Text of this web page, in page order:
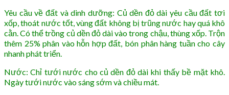
Yêu cầu về đất và dinh dưỡng: Củ dền đỏ dài yêu cầu đất tơi
xốp, thoát nước tốt, vùng đất không bị trũng nước hay quá khô
cằn. Có thể trồng củ dền đỏ dài vào trong chậu, thùng xốp. Trộn
thêm 25% phân vào hỗn hợp đất, bón phân hàng tuần cho cây
nhanh phát triển.
Nước: Chỉ tưới nước cho củ dền đỏ dài khi thấy bề mặt khô.
Ngày tưới nước vào sáng sớm và chiều mát.